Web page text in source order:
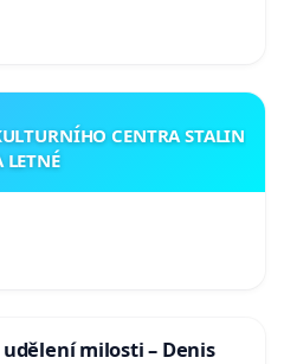
CENTRA STALIN
LETNÉ
milosti – Denis